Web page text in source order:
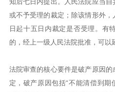
或不予受理的裁定；除该情形外
日起十五日内裁定是否受理。有
的，经上一级人民法院批准，可以
法院审查的核心要件是破产原因
定，破产原因包括“不能清偿到期